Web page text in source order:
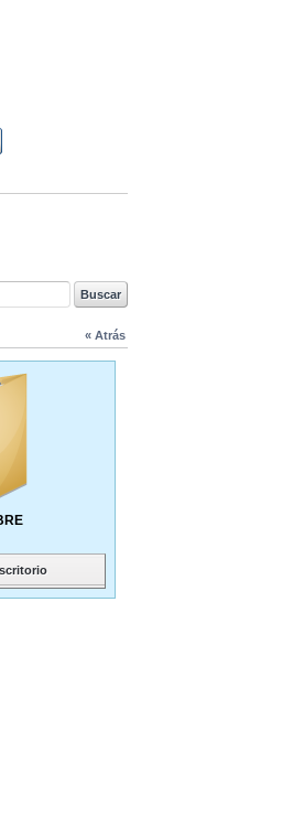
« Atrás